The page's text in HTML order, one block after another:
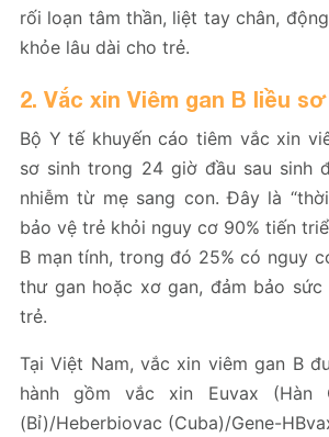
rối loạn tâm thần, liệt tay chân,
khỏe lâu dài cho trẻ.
2. Vắc xin Viêm gan B liều
Bộ Y tế khuyến cáo tiêm vắc xin
sơ sinh trong 24 giờ đầu sau sinh
nhiễm từ mẹ sang con. Đây là
bảo vệ trẻ khỏi nguy cơ 90% tiến
B mạn tính, trong đó 25% có nguy
thư gan hoặc xơ gan, đảm bảo sức
trẻ.
Tại Việt Nam, vắc xin viêm gan B
hành gồm vắc xin Euvax (Hàn
(Bỉ)/Heberbiovac (Cuba)/Gene-